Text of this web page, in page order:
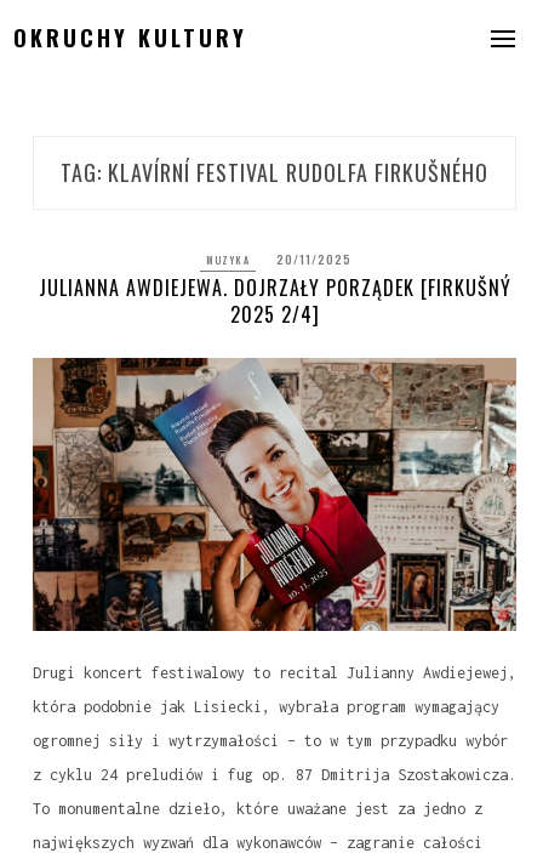
toOKRUCHY KULTURY
TAG: KLAVÍRNÍ FESTIVAL RUDOLFA FIRKUŠNÉHO
MUZYKA 20/11/2025
JULIANNA AWDIEJEWA. DOJRZAŁY PORZĄDEK [FIRKUŠNÝ
2025 2/4]
Drugi koncert festiwalowy to recital Julianny Awdiejewej,
która podobnie jak Lisiecki, wybrała program wymagający
ogromnej siły i wytrzymałości – to w tym przypadku wybór
z cyklu 24 preludiów i fug op. 87 Dmitrija Szostakowicza.
To monumentalne dzieło, które uważane jest za jedno z
największych wyzwań dla wykonawców – zagranie całości